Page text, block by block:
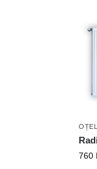
OȚEL
760